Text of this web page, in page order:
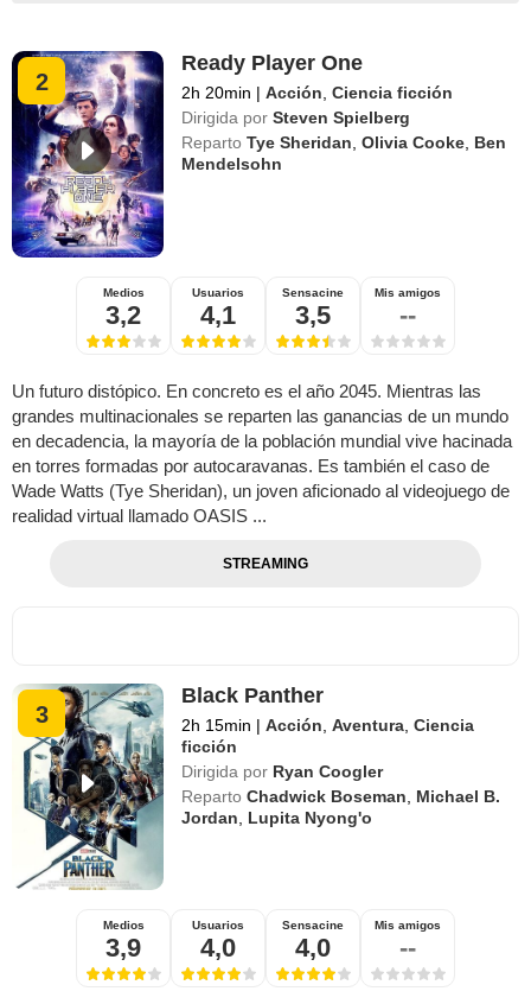
2
Ready Player One
2h 20min | Acción ,Ciencia ficción
Dirigida por Steven Spielberg
Reparto Tye Sheridan ,Olivia Cooke Ben
Mendelsohn
Medios
3,2
Usuarios
4,1
Sensacine
3,5
Mis amigos
--
Un futuro distópico. En concreto es el año 2045. Mientras las
grandes multinacionales se reparten las ganancias de un mundo
en decadencia, la mayoría de la población mundial vive hacinada
en torres formadas por autocaravanas. Es también el caso de
Wade Watts (Tye Sheridan), un joven aficionado al videojuego de
realidad virtual llamado OASIS ...
STREAMING
3
Black Panther
2h 15min | Acción ,Aventura ,Ciencia
ficción
Dirigida por Ryan Coogler
Reparto Chadwick Boseman
Michael B.
Jordan
Lupita Nyong'o
Medios
3,9
Usuarios
4,0
Sensacine
4,0
Mis amigos
--